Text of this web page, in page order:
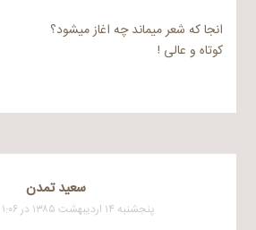
انجا که شعر میماند چه اغاز میشود؟
کوتاه و عالی !
سعيد تمدن
پنجشنبه ۱۴ اردیبهشت ۱۳۸۵ در ۱:۰۶ قبل از ظهر